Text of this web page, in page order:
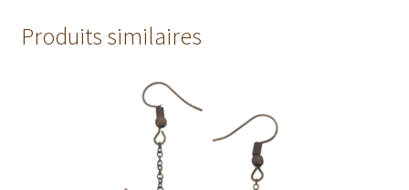
Produits similaires